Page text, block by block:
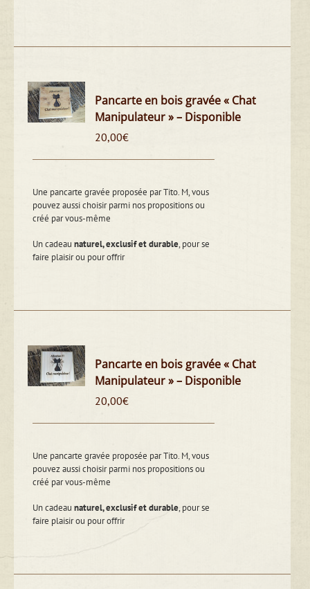
Pancarte en bois gravée « Chat
Manipulateur » – Disponible
20,00€
Une pancarte gravée proposée par Tito. M, vous
pouvez aussi choisir parmi nos propositions ou
créé par vous-même
Un cadeaunaturel, exclusif et durable, pour se
faire plaisir ou pour offrir
Pancarte en bois gravée « Chat
Manipulateur » – Disponible
20,00€
Une pancarte gravée proposée par Tito. M, vous
pouvez aussi choisir parmi nos propositions ou
créé par vous-même
Un cadeaunaturel, exclusif et durable, pour se
faire plaisir ou pour offrir